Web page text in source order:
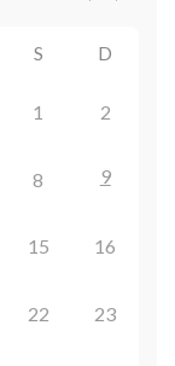
S D
1 2
8 9
15 16
22 23